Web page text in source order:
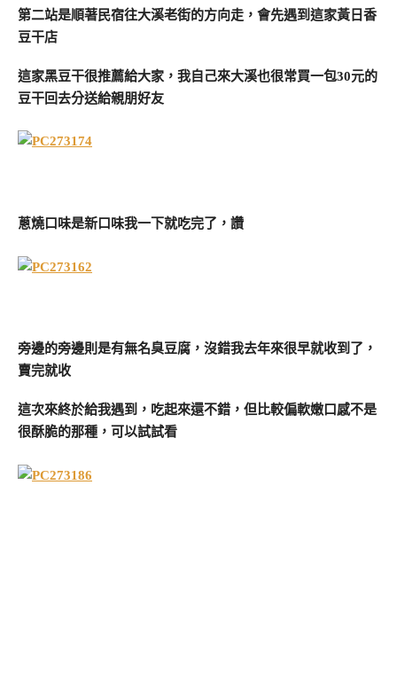
第二站是順著民宿往大溪老街的方向走，會先遇到這家黃日香
豆干店
這家黑豆干很推薦給大家，我自己來大溪也很常買一包30元的
豆干回去分送給親朋好友
蔥燒口味是新口味我一下就吃完了，讚
旁邊的旁邊則是有無名臭豆腐，沒錯我去年來很早就收到了，
賣完就收
這次來終於給我遇到，吃起來還不錯，但比較偏軟嫩口感不是
很酥脆的那種，可以試試看